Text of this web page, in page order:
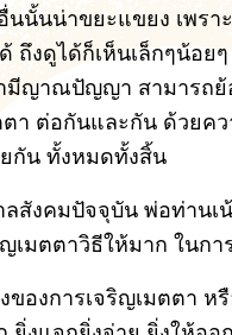
นนั้นน่าขยะแขยง เพร
ถึงดูได้ก็เห็นเล็กๆน้อ
มีญาณปัญญา สามารถย้
ตา ต่อกันและกัน ด้วยค
กัน ทั้งหมดทั้งสิ้น
ลสังคมปัจจุบัน พ่อท่านเ
ญเมตตาวิธีให้มาก ในก
ของการเจริญเมตตา ห